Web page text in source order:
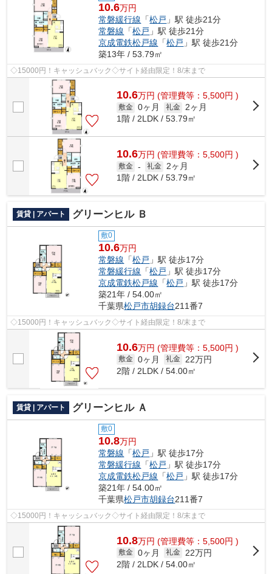
10.6万円
常磐緩行線 「松戸 」駅 徒歩21分
常磐線 「松戸 」駅 徒歩21分
京成電鉄松戸線 「松戸 」駅 徒歩21分
築13年 / 53.79㎡
◇15000円！キャッシュバック◇サイト経由限定！8/末まで
10.6万円 (管理費等：5,500円 )
敷金 0ヶ月 礼金
2ヶ月
1階 / 2LDK / 53.79㎡
10.6万円 (管理費等：5,500円 )
敷金 - 礼金
2ヶ月
1階 / 2LDK / 53.79㎡
賃貸 | アパート グリーンヒル Ｂ
敷0
10.6万円
常磐線 「松戸 」駅 徒歩17分
常磐緩行線 「松戸 」駅 徒歩17分
京成電鉄松戸線 「松戸 」駅 徒歩17分
築21年 / 54.00㎡
千葉県松戸市胡録台211番7
◇15000円！キャッシュバック◇サイト経由限定！8/末まで
10.6万円 (管理費等：5,500円 )
敷金 0ヶ月 礼金
22万円
2階 / 2LDK / 54.00㎡
賃貸 | アパート グリーンヒル Ａ
敷0
10.8万円
常磐線 「松戸 」駅 徒歩17分
常磐緩行線 「松戸 」駅 徒歩17分
京成電鉄松戸線 「松戸 」駅 徒歩17分
築21年 / 54.00㎡
千葉県松戸市胡録台211番7
◇15000円！キャッシュバック◇サイト経由限定！8/末まで
10.8万円 (管理費等：5,500円 )
敷金 0ヶ月 礼金
22万円
2階 / 2LDK / 54.00㎡